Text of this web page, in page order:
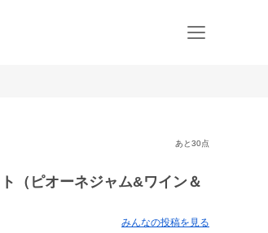
あと30点
ピオーネジャム&ワイン＆
みんなの投稿を見る